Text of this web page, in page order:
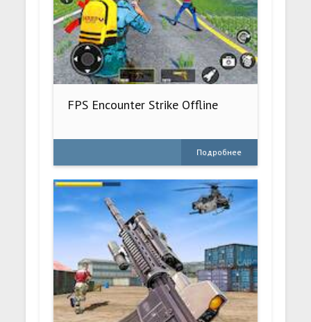
FPS Encounter Strike Offline
Подробнее